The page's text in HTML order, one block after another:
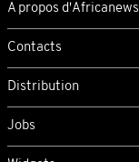
A propos d'Africanews
Contacts
Distribution
Jobs